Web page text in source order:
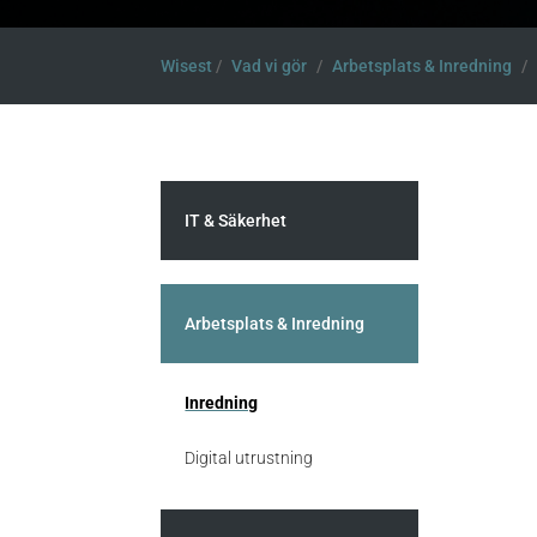
Wisest / Vad vi gör / Arbetsplats & Inredning /
IT & Säkerhet
Arbetsplats & Inredning
Inredning
Digital utrustning